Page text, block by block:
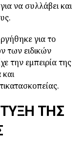
να συλλάβει και
για το
των ειδικών
την εμπειρία της
ΤΗΣ